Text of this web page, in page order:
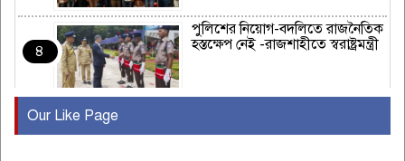
৪
পুলিশের নিয়োগ-বদলিতে রাজনৈতিক
হস্তক্ষেপ নেই -রাজশাহীতে স্বরাষ্ট্রমন্ত্রী
৫
বছর পূর্তি উদযাপন
Our Like Page